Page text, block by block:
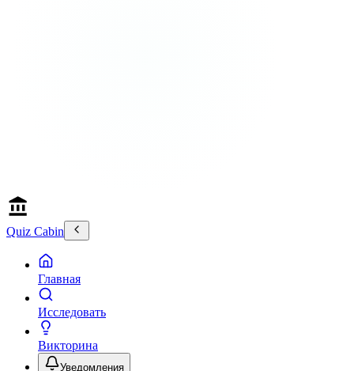
Quiz Cabin
Главная
Исследовать
Викторина
Уведомления